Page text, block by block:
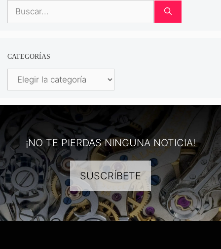
Buscar:
CATEGORÍAS
Categorías
¡NO TE PIERDAS NINGUNA NOTICIA!
SUSCRÍBETE